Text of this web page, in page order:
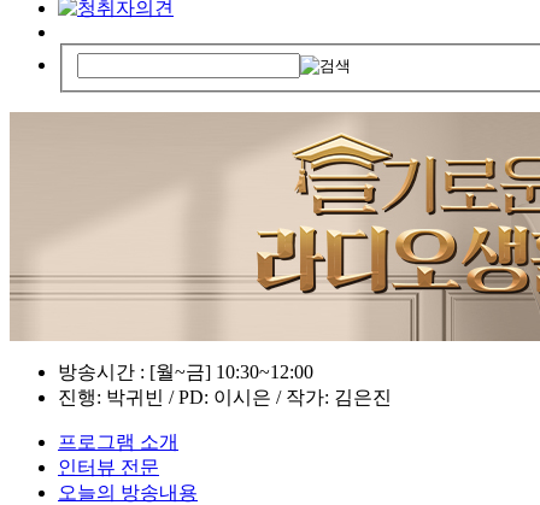
방송시간 : [월~금] 10:30~12:00
진행: 박귀빈 / PD: 이시은 / 작가: 김은진
프로그램 소개
인터뷰 전문
오늘의 방송내용